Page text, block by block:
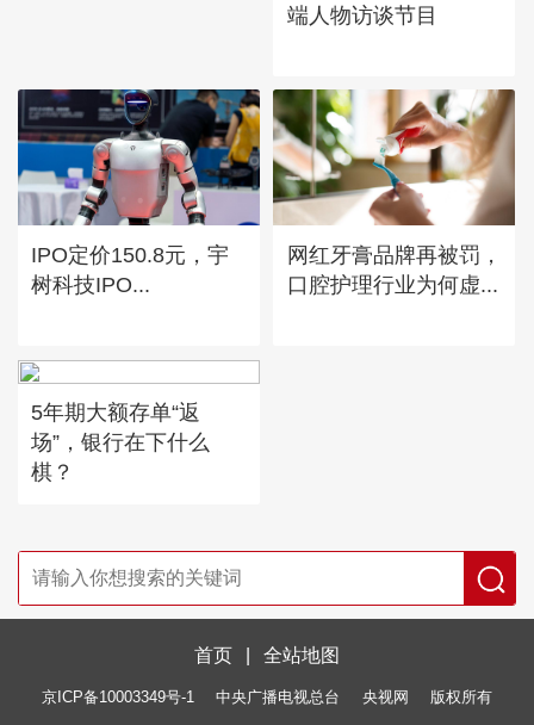
端人物访谈节目
IPO定价150.8元，宇
树科技IPO...
网红牙膏品牌再被罚，
口腔护理行业为何虚...
5年期大额存单“返
场”，银行在下什么
棋？
首页 全站地图
京ICP备10003349号-1 中央广播电视总台 央视网 版权所有